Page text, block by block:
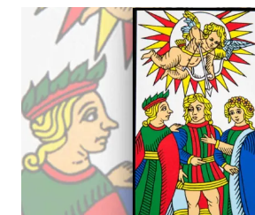
:
QUELLE
SIGNIFICATION
POUR
UNE
AVANCÉE
OU
UNE
RUPTURE
?